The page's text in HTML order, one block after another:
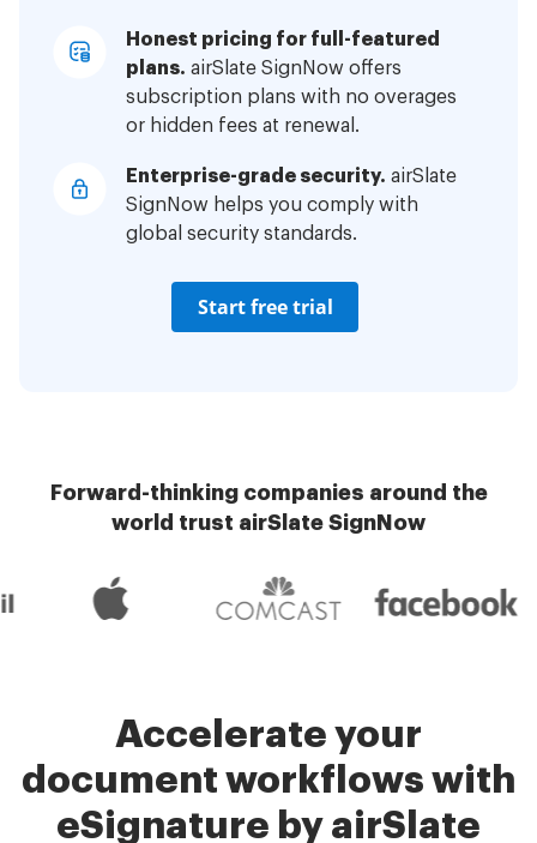
Honest pricing for full-featured
plans. airSlate SignNow offers
subscription plans with no overages
or hidden fees at renewal.
Enterprise-grade security. airSlate
SignNow helps you comply with
global security standards.
Start free trial
Forward-thinking companies around the
world trust airSlate SignNow
Accelerate your
document workflows with
eSignature by airSlate